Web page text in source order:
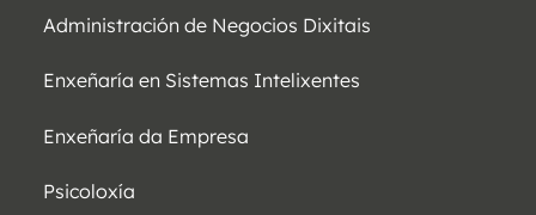
Administración de Negocios Dixitais
Enxeñaría en Sistemas Intelixentes
Enxeñaría da Empresa
Psicoloxía